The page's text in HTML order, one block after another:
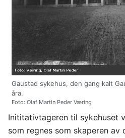
Gaustad sykehus, den gang kalt
åra.
Foto: Olaf Martin Peder Væring
Inititativtageren til sykehuset
som regnes som skaperen av